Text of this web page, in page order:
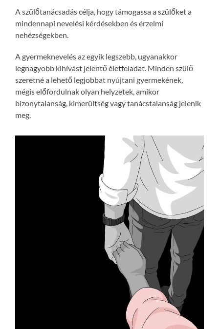
A szülőtanácsadás célja, hogy támogassa a szülőket a
mindennapi nevelési kérdésekben és érzelmi
nehézségekben.
A gyermeknevelés az egyik legszebb, ugyanakkor
legnagyobb kihívást jelentő életfeladat. Minden szülő
szeretné a lehető legjobbat nyújtani gyermekének,
mégis előfordulnak olyan helyzetek, amikor
bizonytalanság, kimerültség vagy tanácstalanság jelenik
meg.